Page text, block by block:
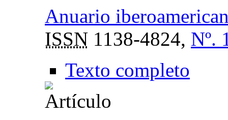
Anuario
ISSN 1138-4824, Nº.
Texto completo